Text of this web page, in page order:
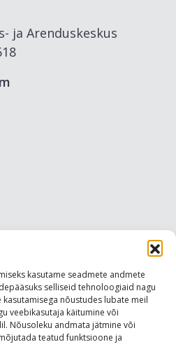
kasutame seadmete andmete
selliseid tehnoloogiaid nagu
nõustudes lubate meil
veebikasutaja käitumine või
Nõusoleku andmata jätmine või
teatud funktsioone ja
ja Arenduskeskus